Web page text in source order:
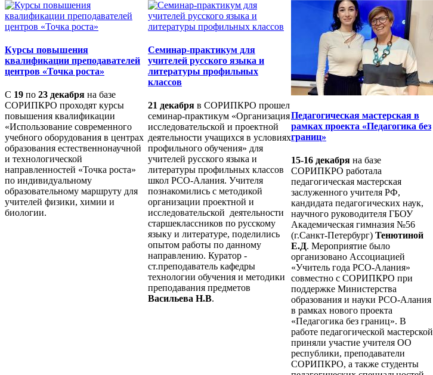
Курсы повышения
квалификации преподавателей
центров «Точка роста»
С 19 по 23 декабря на базе
СОРИПКРО проходят курсы
повышения квалификации
«Использование современного
учебного оборудования в центрах
образования естественнонаучной
и технологической
направленностей «Точка роста»
по индивидуальному
образовательному маршруту для
учителей физики, химии и
биологии.
Семинар-практикум для
учителей русского языка и
литературы профильных
классов
21 декабря в СОРИПКРО прошел
семинар-практикум «Организация
исследовательской и проектной
деятельности учащихся в условиях
профильного обучения» для
учителей русского языка и
литературы профильных классов
школ РСО-Алания. Учителя
познакомились с методикой
организации проектной и
исследовательской деятельности
старшеклассников по русскому
языку и литературе, поделились
опытом работы по данному
направлению. Куратор -
ст.преподаватель кафедры
технологии обучения и методики
преподавания предметов
Васильева Н.В.
Педагогическая мастерская в
рамках проекта «Педагогика без
границ»
15-16 декабря на базе
СОРИПКРО работала
педагогическая мастерская
заслуженного учителя РФ,
кандидата педагогических наук,
научного руководителя ГБОУ
Академическая гимназия №56
(г.Санкт-Петербург) Тенютиной
Е.Д. Мероприятие было
организовано Ассоциацией
«Учитель года РСО-Алания»
совместно с СОРИПКРО при
поддержке Министерства
образования и науки РСО-Алания
в рамках нового проекта
«Педагогика без границ». В
работе педагогической мастерской
приняли участие учителя ОО
республики, преподаватели
СОРИПКРО, а также студенты